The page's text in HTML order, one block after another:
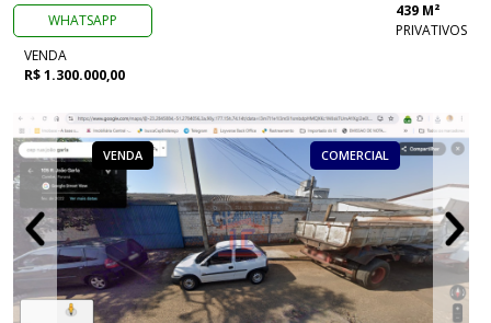
WHATSAPP
439 M²
PRIVATIVOS
VENDA
R$ 1.300.000,00
VENDA COMERCIAL